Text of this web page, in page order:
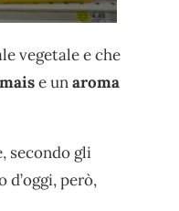
vegetale e che
e unaroma
secondo gli
però,